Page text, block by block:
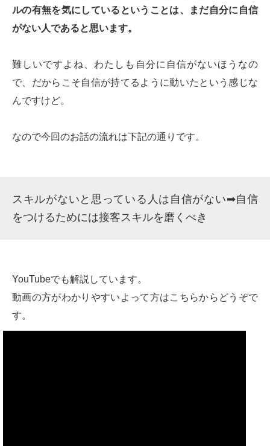
ルの有無を気にしているということは、まだ自分に自信
がない人であると思います。
難しいですよね、わたしも自分に自信がないほうなの
で、だからこそ自信が持てるように動いたという感じな
んですけど。
なので今回のお話の流れは下記の通りです。
スキルがないと思っている人は自信がない➡自信
をつけるためには接客スキルを磨くべき
YouTubeでも解説しています。
動画の方がわかりやすいよって方はこちらからどうぞで
す。